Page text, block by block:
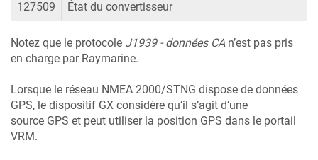
127509 État du convertisseur
Notez que le protocole J1939 - données CAn’est pas pris
en charge par Raymarine.
Lorsque le réseau NMEA 2000/STNG dispose de données
GPS, le dispositif GX considère qu’il s’agit d’une
source GPS et peut utiliser la position GPS dans le portail
VRM.